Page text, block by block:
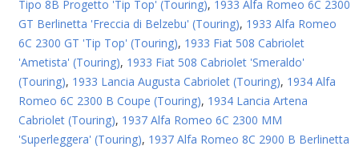
Tipo 8B Progetto 'Tip Top' (Touring), 1933 Alfa Romeo 6C 2300
GT Berlinetta 'Freccia di Belzebu' (Touring), 1933 Alfa Romeo
6C 2300 GT 'Tip Top' (Touring), 1933 Fiat 508 Cabriolet
'Ametista' (Touring), 1933 Fiat 508 Cabriolet 'Smeraldo'
(Touring), 1933 Lancia Augusta Cabriolet (Touring), 1934 Alfa
Romeo 6C 2300 B Coupe (Touring), 1934 Lancia Artena
Cabriolet (Touring), 1937 Alfa Romeo 6C 2300 MM
'Superleggera' (Touring), 1937 Alfa Romeo 8C 2900 B Berlinetta